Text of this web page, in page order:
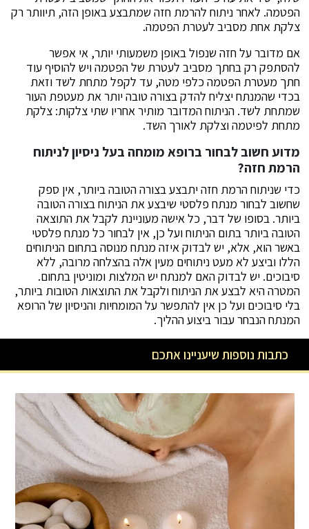
הפטמה. לאחר ניתוח להרמת חזה שמתבצע באופן הזה, תיוותר רק
צלקת אחת מסביב לעטרת הפטמה.
אם מדובר על חזה שנפול באופן משמעותי יותר, אי אפשר
להסתפק רק בחתך מסביב לעטרת של הפטמה ויש להוסיף עוד
חתך מעטרת הפטמה כלפי מטה, עד לקפל מתחת לשד וזאת
בכדי שהמנתח יצליח להדק בצורה טובה יותר את מעטפת העור
שמתחת לשד. הניתוח המדובר מותיר אחריו שתי צלקות: צלקת
מתחת לפיטמה וצלקת לאורך השד.
מדוע חשוב לבחור ברופא מומחה בעל ניסיון לניתוח
הרמת חזה?
כדי שניתוח הרמת חזה יתבצע בצורה הטובה ביותר, אין ספק
שחשוב לבחור מנתח פלסטי שיבצע את הניתוח בצורה הטובה
ביותר. בסופו של דבר, כל אישה מעוניינת לקבל את התוצאה
הטובה ביותר בתום הניתוח ועל כן, אין לבחור כל מנתח פלסטי
באשר הוא, אלא, יש לבדוק איזה מנתח מנוסה בתחום הניתוחים
הללו וביצע לא מעט ניתוחים מעין אלה בהצלחה מרובה, ללא
סיבוכים. יש לבדוק האם למנתח יש המלצות ומוניטין בתחום.
המטרה היא לבצע את הניתוח ולקבל את התוצאות הטובות ביותר,
בלי סיבוכים ועל כן אין להתפשר על המומחיות והניסיון של הרופא
המנתח הנבחר עבור ביצוע ההליך.
כתבות נוספות שיעניינו אתכם